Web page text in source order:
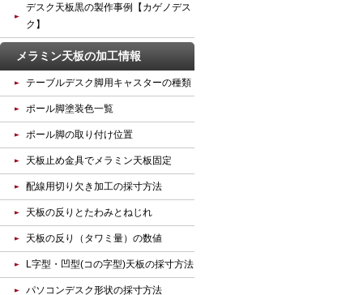
デスク天板黒の製作事例【カゲノデス
ク】
メラミン天板の加工情報
テーブルデスク脚用キャスターの種類
ポール脚塗装色一覧
ポール脚の取り付け位置
天板止め金具でメラミン天板固定
配線用切り欠き加工の採寸方法
天板の反りとたわみとねじれ
天板の反り（タワミ量）の数値
L字型・凹型(コの字型)天板の採寸方法
パソコンデスク形状の採寸方法